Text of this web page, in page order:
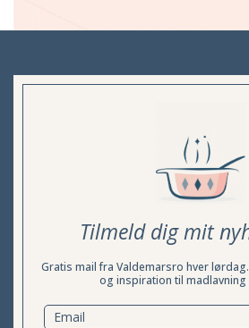
Tilmeld dig mit
Gratis mail fra Valdemarsro hver
og inspiration til madlavning